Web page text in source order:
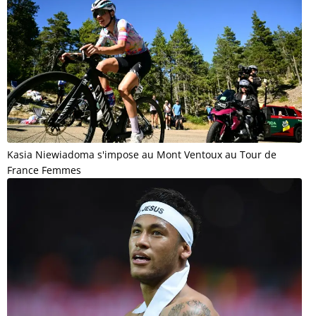
Kasia Niewiadoma s'impose au Mont Ventoux au Tour de
France Femmes